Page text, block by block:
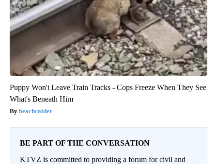
Puppy Won't Leave Train Tracks - Cops Freeze When They See
What's Beneath Him
beachraider
BE PART OF THE CONVERSATION
KTVZ is committed to providing a forum for civil and